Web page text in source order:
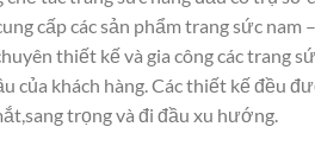
cấp các sản phẩm trang sức
thiết kế và gia công các trang
của khách hàng. Các thiết kế đều
trọng và đi đầu xu hướng.